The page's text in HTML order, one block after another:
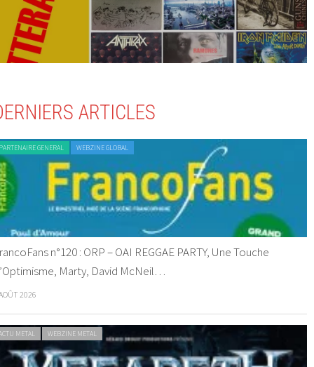
ARTICLES
GENERAL WEBZINE GLOBAL
n°120 : ORP – OAI REGGAE PARTY, Une Touche
Marty, David McNeil…
2026
METAL WEBZINE METAL